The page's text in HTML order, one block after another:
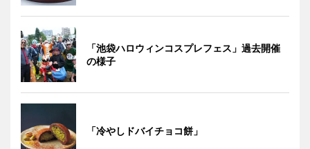
「池袋ハロウィンコスプレフェス」過去開催
の様子
「冷やしドバイチョコ餅」